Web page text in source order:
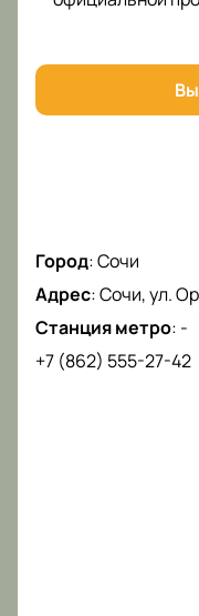
Не упустите шанс
нашем сайте — это
себе место на
Город:Сочи
Адрес:Сочи, ул.
Станция метро: -
+7 (862) 555-27-42